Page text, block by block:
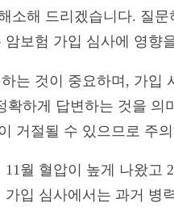
소해 드리겠습니다. 질
보험 가입 심사에 영향
는 것이 중요하며, 가입
확하게 답변하는 것을
거절될 수 있으므로 주
11월 혈압이 높게 나왔
입 심사에서는 과거 병